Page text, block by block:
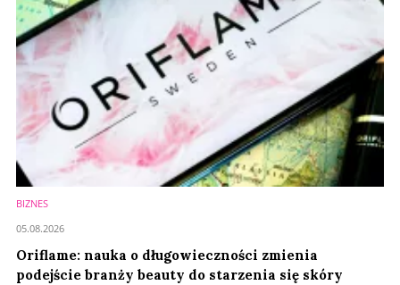
BIZNES
Oriflame: nauka o długowieczności zmienia
podejście branży beauty do starzenia się skóry
05.08.2026